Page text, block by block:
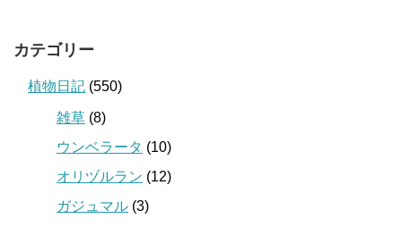
カテゴリー
植物日記 (550)
雑草 (8)
ウンベラータ (10)
オリヅルラン (12)
ガジュマル (3)